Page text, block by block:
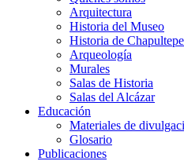
Arquitectura
Historia del Museo
Historia de
Arqueología
Murales
Salas de Historia
Salas del Alcázar
Educación
Materiales de
Glosario
Publicaciones